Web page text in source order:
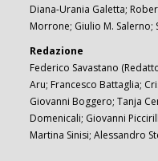
Diana-Urania Galetta;
Morrone; Giulio M. Salerno;
Redazione
Federico Savastano
Aru; Francesco Battaglia;
Giovanni Boggero; Tanja
Domenicali; Giovanni
Martina Sinisi; Alessandro